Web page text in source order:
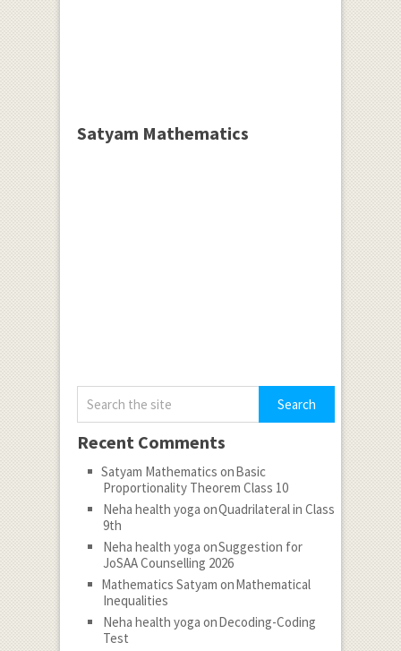
Satyam Mathematics
Recent Comments
Satyam Mathematics onBasic
Proportionality Theorem Class 10
Neha health yoga onQuadrilateral in Class
9th
Neha health yoga onSuggestion for
JoSAA Counselling 2026
Mathematics Satyam onMathematical
Inequalities
Neha health yoga onDecoding-Coding
Test